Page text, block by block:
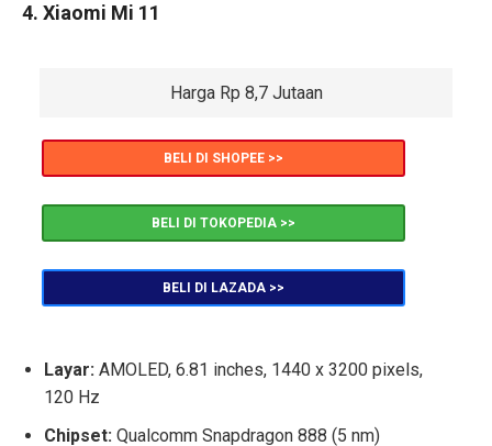
4. Xiaomi Mi 11
Harga Rp 8,7 Jutaan
BELI DI SHOPEE >>
BELI DI TOKOPEDIA >>
BELI DI LAZADA >>
Layar: AMOLED, 6.81 inches, 1440 x 3200 pixels,
120 Hz
Chipset: Qualcomm Snapdragon 888 (5 nm)